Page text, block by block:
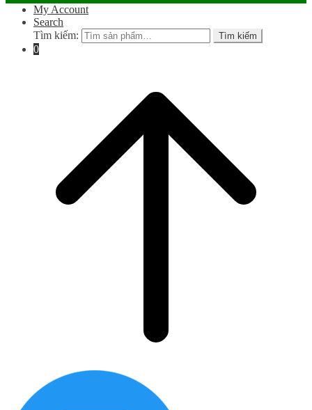
My Account
Search
Tìm kiếm:
Tìm kiếm
0